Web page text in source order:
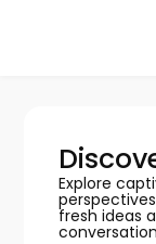
Explore
fresh ideas